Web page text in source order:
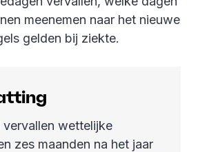
meenemen naar het nieuwe
gelden bij ziekte.
vervallen wettelijke
zes maanden na het jaar